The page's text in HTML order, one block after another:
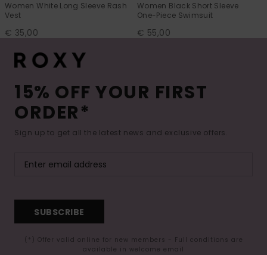
Women White Long Sleeve Rash
Vest
€ 35,00
Women Black Short Sleeve
One-Piece Swimsuit
€ 55,00
15% OFF YOUR FIRST
ORDER*
Sign up to get all the latest news and exclusive offers.
SUBSCRIBE
(*) Offer valid online for new members - Full conditions are
available in welcome email